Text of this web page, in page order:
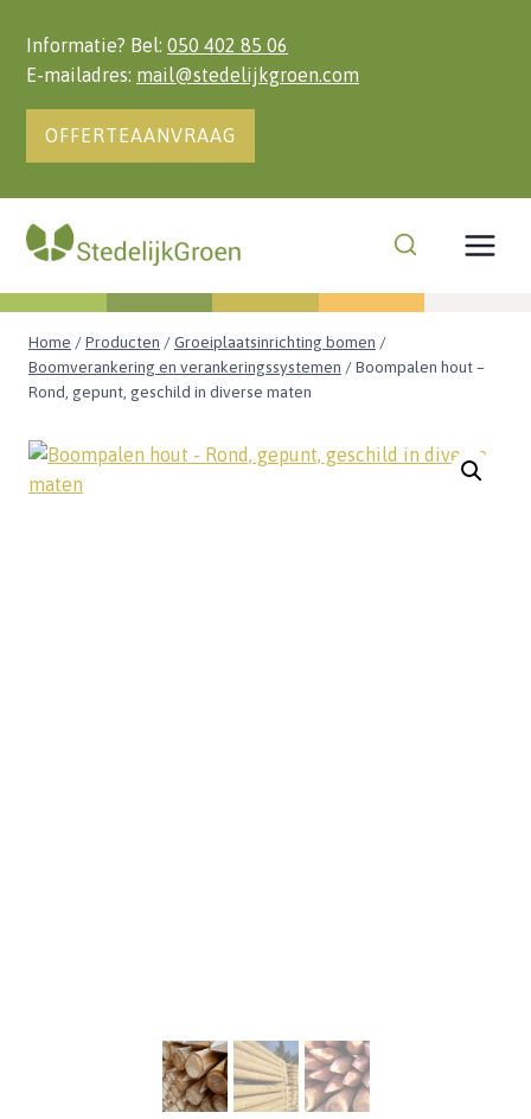
naar
inhoud
Informatie? Bel: 050 402 85 06
E-mailadres: mail@stedelijkgroen.com
OFFERTEAANVRAAG
Home /Producten /Groeiplaatsinrichting bomen /
Boomverankering en verankeringssystemen /Boompalen hout –
Rond, gepunt, geschild in diverse maten